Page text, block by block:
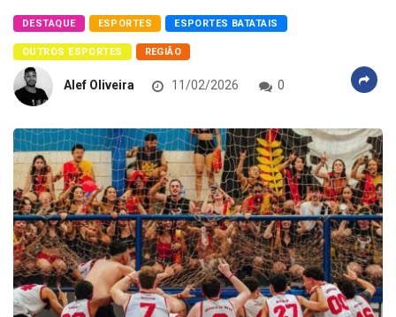
DESTAQUE ESPORTES ESPORTES BATATAIS
OUTROS ESPORTES REGIÃO
Alef Oliveira 11/02/2026 0